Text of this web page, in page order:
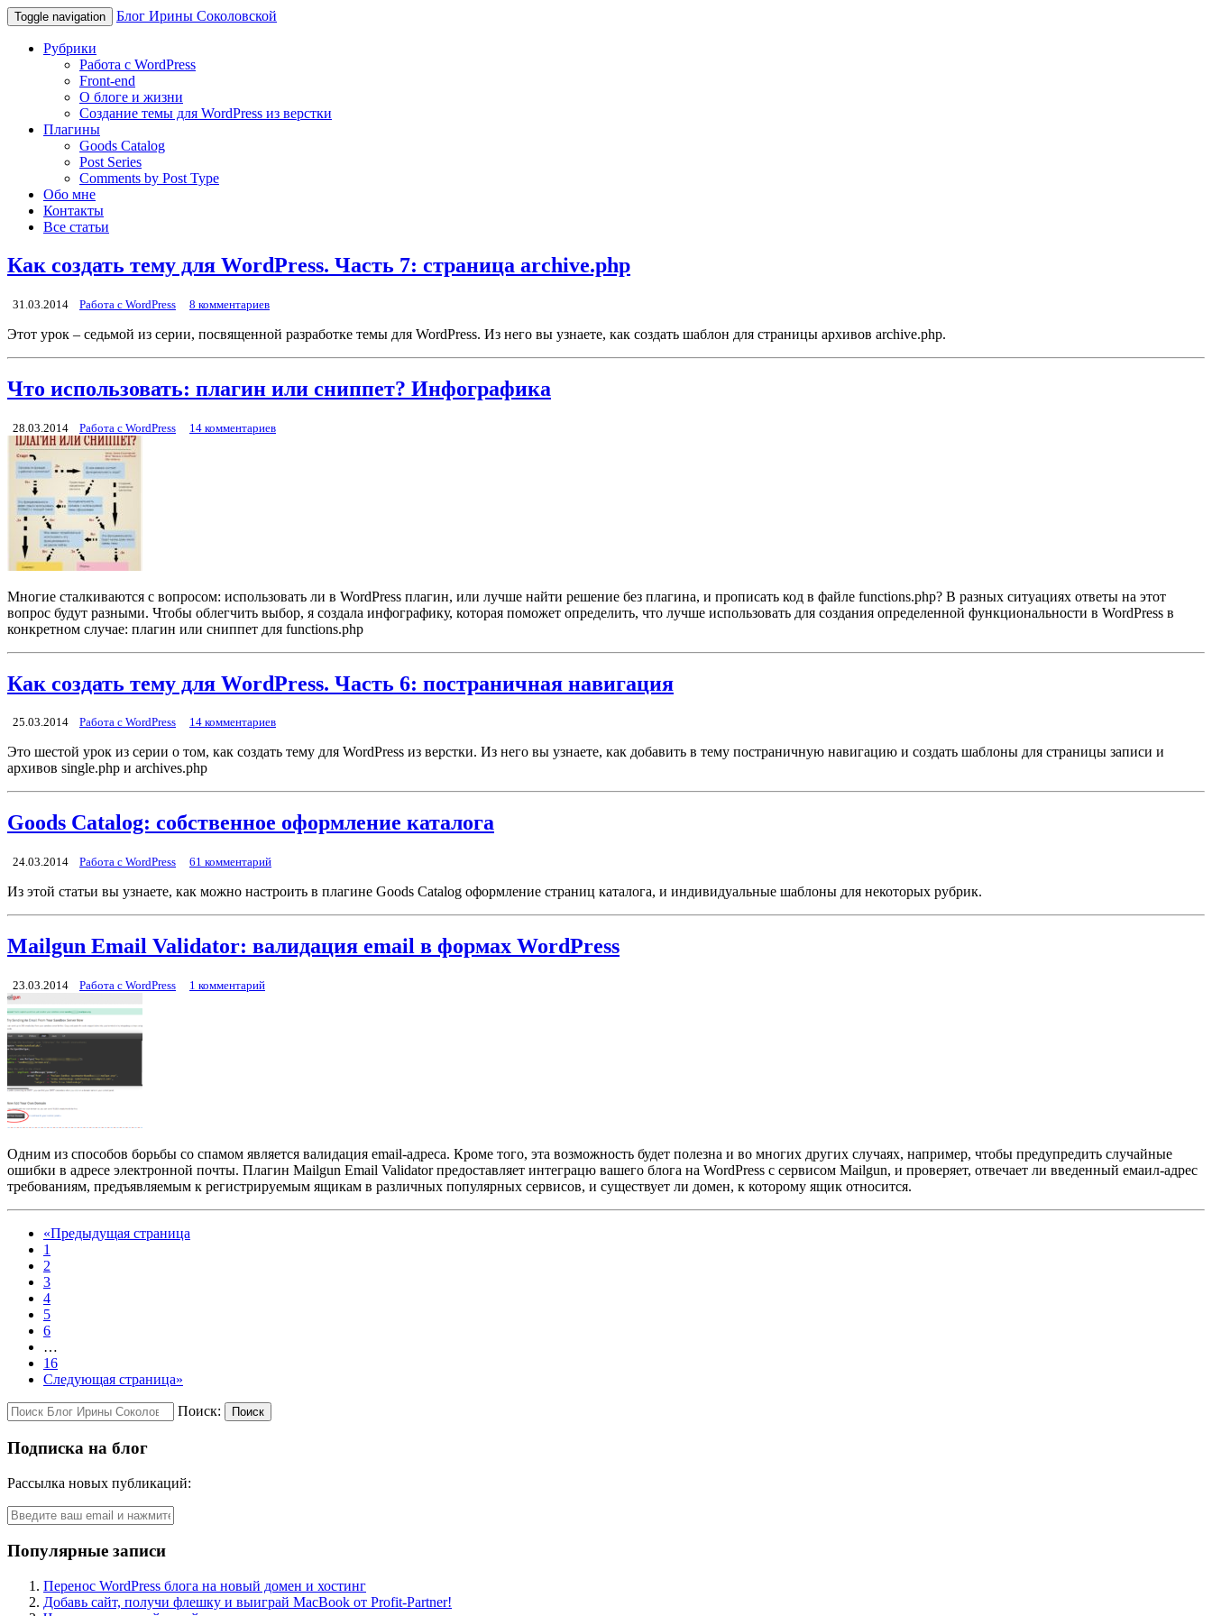
Toggle navigation Блог Ирины Соколовской
Рубрики
Работа с WordPress
Front-end
О блоге и жизни
Создание темы для WordPress из верстки
Плагины
Goods Catalog
Post Series
Comments by Post Type
Обо мне
Контакты
Все статьи
Как создать тему для WordPress. Часть 7: страница archive.php
31.03.2014 Работа с WordPress 8 комментариев
Этот урок – седьмой из серии, посвященной разработке темы для WordPress. Из него вы узнаете, как создать шаблон для страницы архивов archive.php.
Что использовать: плагин или сниппет? Инфографика
28.03.2014 Работа с WordPress 14 комментариев
Многие сталкиваются с вопросом: использовать ли в WordPress плагин, или лучше найти решение без плагина, и прописать код в файле functions.php? В разных ситуациях ответы на этот
вопрос будут разными. Чтобы облегчить выбор, я создала инфографику, которая поможет определить, что лучше использовать для создания определенной функциональности в WordPress в
конкретном случае: плагин или сниппет для functions.php
Как создать тему для WordPress. Часть 6: постраничная навигация
25.03.2014 Работа с WordPress 14 комментариев
Это шестой урок из серии о том, как создать тему для WordPress из верстки. Из него вы узнаете, как добавить в тему постраничную навигацию и создать шаблоны для страницы записи и
архивов single.php и archives.php
Goods Catalog: собственное оформление каталога
24.03.2014 Работа с WordPress 61 комментарий
Из этой статьи вы узнаете, как можно настроить в плагине Goods Catalog оформление страниц каталога, и индивидуальные шаблоны для некоторых рубрик.
Mailgun Email Validator: валидация email в формах WordPress
23.03.2014 Работа с WordPress 1 комментарий
Одним из способов борьбы со спамом является валидация email-адреса. Кроме того, эта возможность будет полезна и во многих других случаях, например, чтобы предупредить случайные
ошибки в адресе электронной почты. Плагин Mailgun Email Validator предоставляет интеграцю вашего блога на WordPress с сервисом Mailgun, и проверяет, отвечает ли введенный емаил-адрес
требованиям, предъявляемым к регистрируемым ящикам в различных популярных сервисов, и существует ли домен, к которому ящик относится.
«Предыдущая страница
1
2
3
4
5
6
…
16
Следующая страница»
Поиск: Поиск
Подписка на блог
Рассылка новых публикаций:
Популярные записи
Перенос WordPress блога на новый домен и хостинг
Добавь сайт, получи флешку и выиграй MacBook от Profit-Partner!